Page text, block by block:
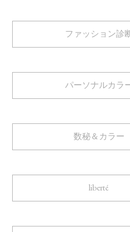
ファッション診
パーソナルカラ
数秘＆カラー
liberté